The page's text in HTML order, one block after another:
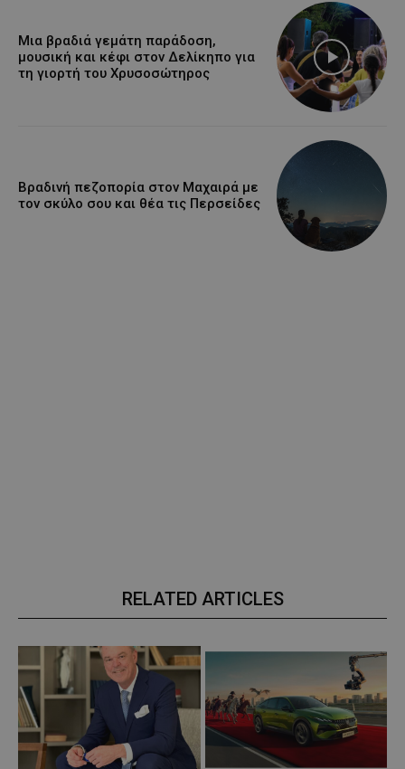
Μια βραδιά γεμάτη παράδοση,
μουσική και κέφι στον Δελίκηπο για
τη γιορτή του Χρυσοσώτηρος
Βραδινή πεζοπορία στον Μαχαιρά με
τον σκύλο σου και θέα τις Περσείδες
RELATED ARTICLES